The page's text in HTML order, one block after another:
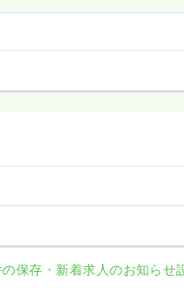
保存・新着求人のお知らせ